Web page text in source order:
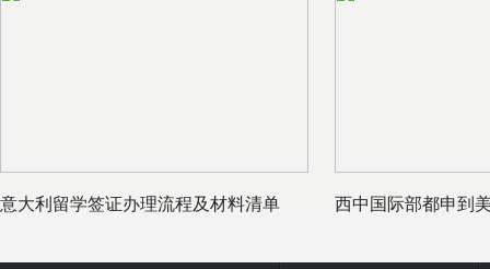
意大利留学签证办理流程及材料清单 西中国际部都申到